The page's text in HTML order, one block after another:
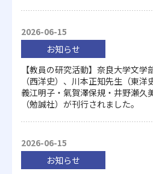
2026-06-15
お知らせ
【教員の研究活動】奈良大学文
（西洋史）、川本正知先生（東
義江明子・氣賀澤保規・井野瀬久
（勉誠社）が刊行されました。
2026-06-15
お知らせ